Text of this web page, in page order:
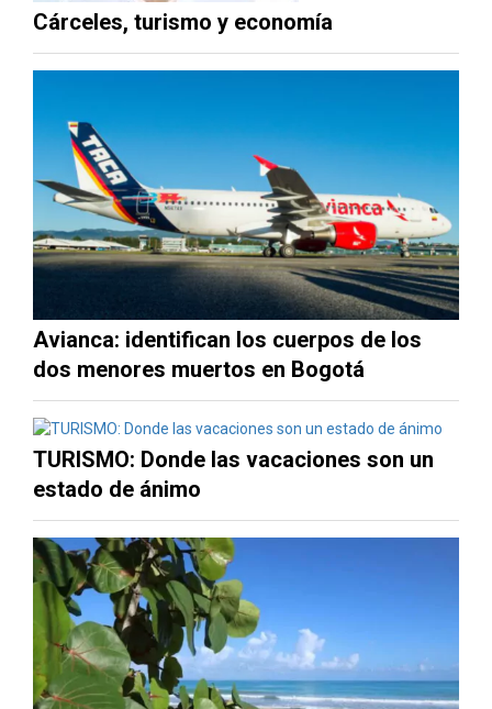
Cárceles, turismo y economía
Avianca: identifican los cuerpos de los
dos menores muertos en Bogotá
TURISMO: Donde las vacaciones son un
estado de ánimo